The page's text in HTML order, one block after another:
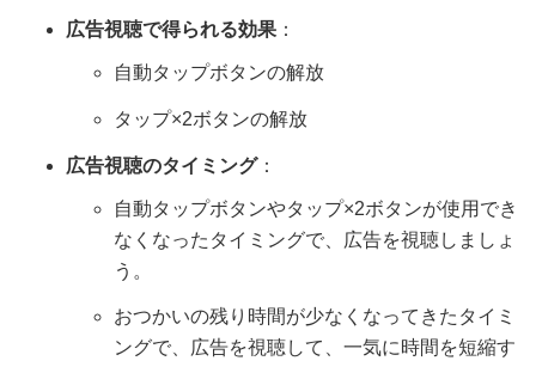
広告視聴で得られる効果 ：
自動タップボタンの解放
タップ×2ボタンの解放
広告視聴のタイミング：
自動タップボタンやタップ×2ボタンが使用でき
なくなったタイミングで、広告を視聴しましょ
う。
おつかいの残り時間が少なくなってきたタイミ
ングで、広告を視聴して、一気に時間を短縮す